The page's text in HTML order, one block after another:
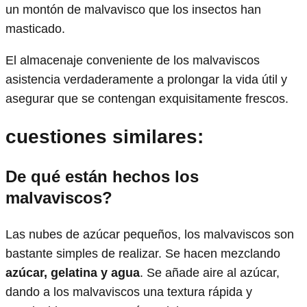
un montón de malvavisco que los insectos han
masticado.
El almacenaje conveniente de los malvaviscos
asistencia verdaderamente a prolongar la vida útil y
asegurar que se contengan exquisitamente frescos.
cuestiones similares:
De qué están hechos los
malvaviscos?
Las nubes de azúcar pequeños, los malvaviscos son
bastante simples de realizar. Se hacen mezclando
azúcar, gelatina y agua. Se añade aire al azúcar,
dando a los malvaviscos una textura rápida y